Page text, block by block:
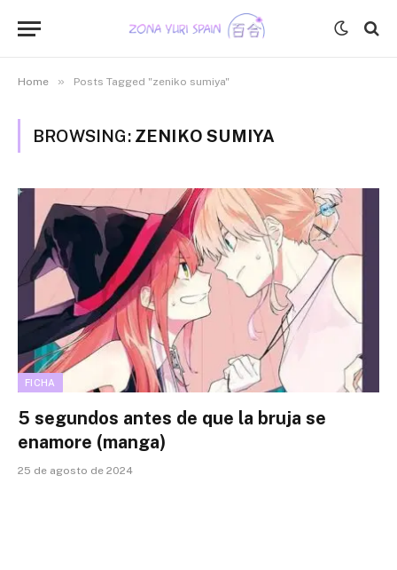
Home » Posts Tagged "zeniko sumiya"
BROWSING: ZENIKO SUMIYA
FICHA
5 segundos antes de que la bruja se
enamore (manga)
25 de agosto de 2024